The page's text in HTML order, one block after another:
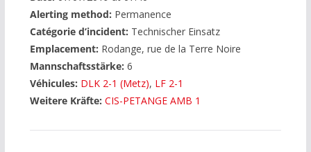
Alerting method: Permanence
Catégorie d’incident: Technischer Einsatz
Emplacement: Rodange, rue de la Terre Noire
Mannschaftsstärke: 6
Véhicules: DLK 2-1 (Metz), LF 2-1
Weitere Kräfte: CIS-PETANGE AMB 1